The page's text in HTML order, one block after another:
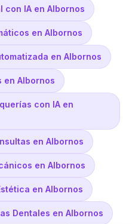
con IA en Albornos
en Albornos
en Albornos
en Albornos
con IA en
en Albornos
en Albornos
en Albornos
Dentales en Albornos